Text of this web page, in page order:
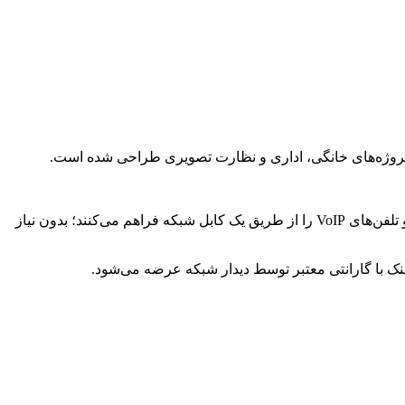
پورت‌های PoE این سوییچ با بودجه توان ۶۰ وات امکان تغذیه هم‌زمان برق و داده دوربین‌های مداربسته تحت شبکه، اکسس‌پوینت‌های Wi-Fi و تلفن‌های VoIP را از طریق یک کابل شبکه فراهم می‌کنند؛ بدون نیاز